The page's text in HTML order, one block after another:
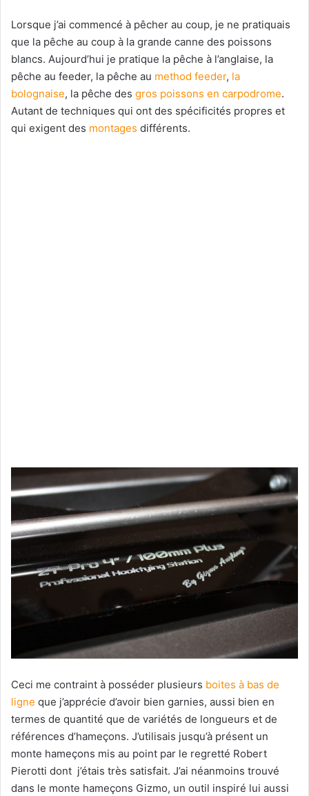
Lorsque j’ai commencé à pêcher au coup, je ne pratiquais
que la pêche au coup à la grande canne des poissons
blancs. Aujourd’hui je pratique la pêche à l’anglaise, la
pêche au feeder, la pêche au method feeder, la
bolognaise, la pêche des gros poissons en carpodrome.
Autant de techniques qui ont des spécificités propres et
qui exigent des montages différents.
Ceci me contraint à posséder plusieurs boites à bas de
ligne que j’apprécie d’avoir bien garnies, aussi bien en
termes de quantité que de variétés de longueurs et de
références d’hameçons. J’utilisais jusqu’à présent un
monte hameçons mis au point par le regretté Robert
Pierotti dont j’étais très satisfait. J’ai néanmoins trouvé
dans le monte hameçons Gizmo, un outil inspiré lui aussi